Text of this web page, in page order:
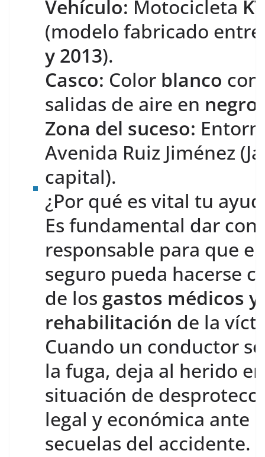
Vehículo: Motocicleta
(modelo fabricado
y 2013).
Casco: Color blanco con
salidas de aire en negro
Zona del suceso:
Avenida Ruiz Jiménez
capital).
¿Por qué es vital tu
Es fundamental dar con
responsable para que el
seguro pueda hacerse
de los gastos médicos y
rehabilitación de la
Cuando un conductor
la fuga, deja al herido
situación de
legal y económica ante
secuelas del accidente.